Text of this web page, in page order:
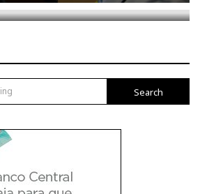
Search